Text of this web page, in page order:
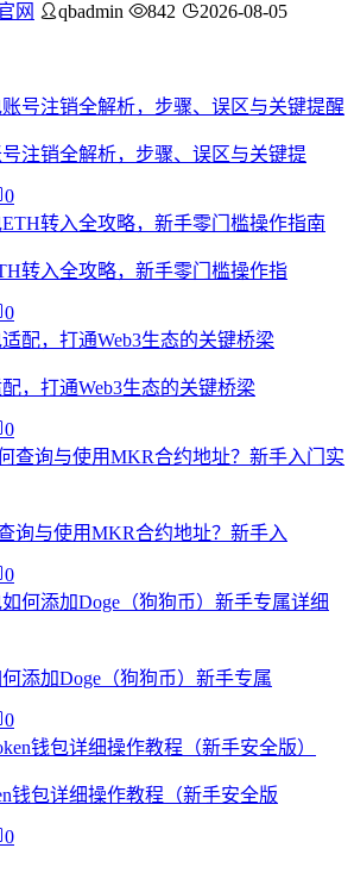
网 qbadmin 842 2026-08-05
号注销全解析，步骤、误区与关键提
0
转入全攻略，新手零门槛操作指
0
，打通Web3生态的关键桥梁
0
询与使用MKR合约地址？新手入
0
添加Doge（狗狗币）新手专属
0
钱包详细操作教程（新手安全版
0